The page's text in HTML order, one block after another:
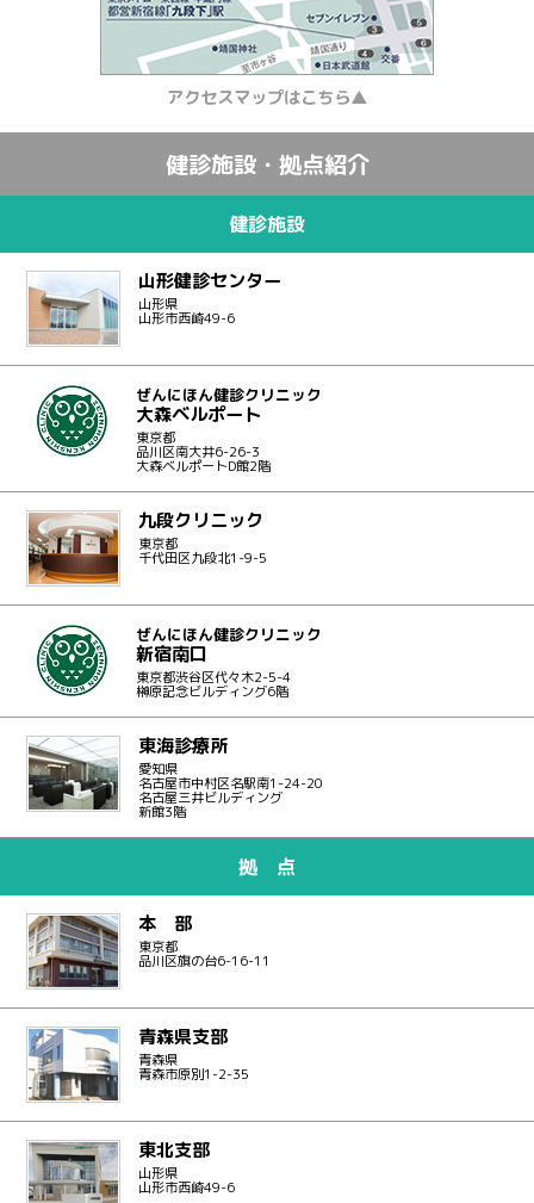
アクセスマップはこちら▲
健診施設・拠点紹介
健診施設
山形健診センター
山形県
山形市西崎49-6
ぜんにほん健診クリニック
大森ベルポート
東京都
品川区南大井6-26-3
大森ベルポートD館2階
九段クリニック
東京都
千代田区九段北1-9-5
ぜんにほん健診クリニック
新宿南口
東京都渋谷区代々木2-5-4
榊原記念ビルディング6階
東海診療所
愛知県
名古屋市中村区名駅南1-24-20
名古屋三井ビルディング
新館3階
拠 点
本 部
東京都
品川区旗の台6-16-11
青森県支部
青森県
青森市原別1-2-35
東北支部
山形県
山形市西崎49-6